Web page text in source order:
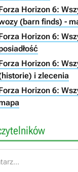
Horizon 6:
(barn finds) -
Horizon 6:
Horizon 6:
i zlecenia
Horizon 6: